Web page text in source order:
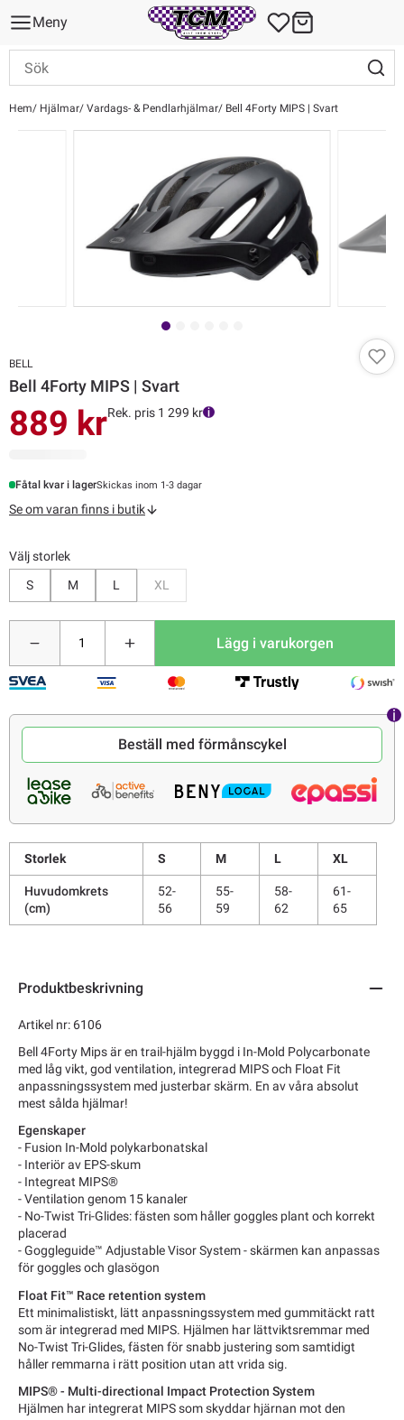
Meny
Hem Hjälmar Vardags- & Pendlarhjälmar Bell 4Forty MIPS | Svart
BELL
Bell 4Forty MIPS | Svart
889 krRek. pris 1 299 kr
Fåtal kvar i lagerSkickas inom 1-3 dagar
Se om varan finns i butik
Välj storlek
S
M L XL
Lägg i varukorgen
Beställ med förmånscykel
Storlek S M L XL
Huvudomkrets
(cm)
52-
56
55-
59
58-
62
61-
65
Produktbeskrivning
Artikel nr: 6106
Bell 4Forty Mips är en trail-hjälm byggd i In-Mold Polycarbonate
med låg vikt, god ventilation, integrerad MIPS och Float Fit
anpassningssystem med justerbar skärm. En av våra absolut
mest sålda hjälmar!
Egenskaper
- Fusion In-Mold polykarbonatskal
- Interiör av EPS-skum
- Integreat MIPS®
- Ventilation genom 15 kanaler
- No-Twist Tri-Glides: fästen som håller goggles plant och korrekt
placerad
- Goggleguide™ Adjustable Visor System - skärmen kan anpassas
för goggles och glasögon
Float Fit™ Race retention system
Ett minimalistiskt, lätt anpassningssystem med gummitäckt ratt
som är integrerad med MIPS. Hjälmen har lättviktsremmar med
No-Twist Tri-Glides, fästen för snabb justering som samtidigt
håller remmarna i rätt position utan att vrida sig.
MIPS® - Multi-directional Impact Protection System
Hjälmen har integrerat MIPS som skyddar hjärnan mot den